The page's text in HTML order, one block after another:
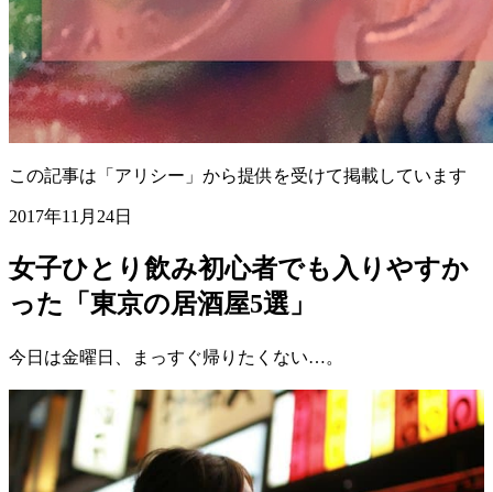
この記事は「アリシー」から提供を受けて掲載しています
2017年11月24日
女子ひとり飲み初心者でも入りやすか
った「東京の居酒屋5選」
今日は金曜日、まっすぐ帰りたくない…。